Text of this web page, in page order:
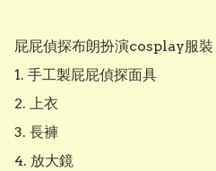
屁屁偵探布朗扮演cosplay服
1. 手工製屁屁偵探面具
2. 上衣
3. 長褲
4. 放大鏡